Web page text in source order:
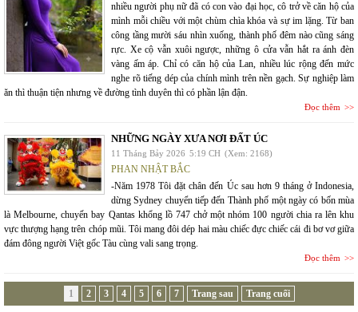
nhiều người phụ nữ đã có con vào đại học, cô trở về căn hộ của
mình mỗi chiều với một chùm chìa khóa và sự im lặng. Từ ban
công tầng mười sáu nhìn xuống, thành phố đêm nào cũng sáng
rực. Xe cộ vẫn xuôi ngược, những ô cửa vẫn hắt ra ánh đèn
vàng ấm áp. Chỉ có căn hộ của Lan, nhiều lúc rộng đến mức
nghe rõ tiếng dép của chính mình trên nền gạch. Sự nghiệp làm
ăn thì thuận tiện nhưng về đường tình duyên thì có phần lận đận.
Đọc thêm
NHỮNG NGÀY XƯA NƠI ĐẤT ÚC
11 Tháng Bảy 2026 5:19 CH (Xem: 2168)
PHAN NHẬT BẮC
-Năm 1978 Tôi đặt chân đến Úc sau hơn 9 tháng ở Indonesia,
dừng Sydney chuyển tiếp đến Thành phố một ngày có bốn mùa
là Melbourne, chuyến bay Qantas khổng lồ 747 chở một nhóm 100 người chia ra lên khu
vực thượng hạng trên chóp mũi. Tôi mang đôi dép hai màu chiếc đực chiếc cái đi bơ vơ giữa
đám đông người Việt gốc Tàu cùng vali sang trọng.
Đọc thêm
1 2 3 4 5 6 7 Trang sau Trang cuối